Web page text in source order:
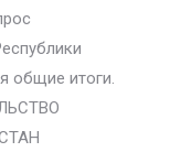
общие итоги.